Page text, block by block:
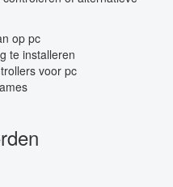
op pc
te installeren
voor pc